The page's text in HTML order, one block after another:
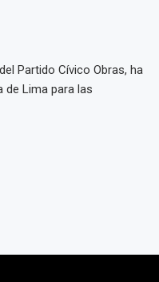
Partido Cívico Obras, ha
de Lima para las